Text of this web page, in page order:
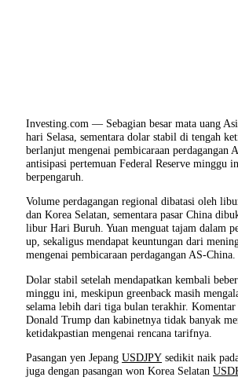
Investing.com — Sebagian besar mata uang
hari Selasa, sementara dolar stabil di tengah
berlanjut mengenai pembicaraan perdagangan
antisipasi pertemuan Federal Reserve minggu
berpengaruh.
Volume perdagangan regional dibatasi oleh
dan Korea Selatan, sementara pasar China
libur Hari Buruh. Yuan menguat tajam dalam
up, sekaligus mendapat keuntungan dari
mengenai pembicaraan perdagangan AS-China.
Dolar stabil setelah mendapatkan kembali
minggu ini, meskipun greenback masih
selama lebih dari tiga bulan terakhir. Komentar
Donald Trump dan kabinetnya tidak banyak
ketidakpastian mengenai rencana tarifnya.
Pasangan yen JepangUSDJPY sedikit naik
juga dengan pasangan won Korea Selatan